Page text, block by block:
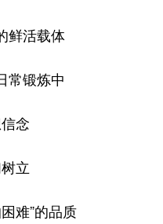
鲜活载体
常锻炼中
念
立
难”的品质